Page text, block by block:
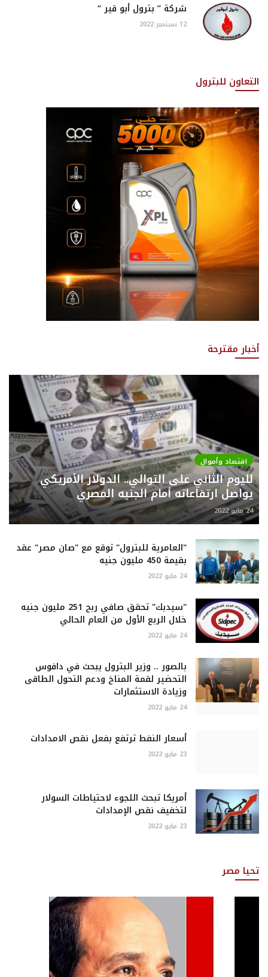
شركة ” بترول أبو قير “
12 سبتمبر 2022
التعاون للبترول
أخبار مقترحة
اقتصاد وأموال
لليوم الثاني على التوالي.. الدولار الأمريكي
يواصل ارتفاعاته أمام الجنيه المصري
24 مايو 2022
"العامرية للبترول" توقع مع "صان مصر" عقد
بقيمة 450 مليون جنيه
24 مايو 2022
"سيدبك" تحقق صافي ربح 251 مليون جنيه
خلال الربع الأول من العام الحالي
24 مايو 2022
بالصور .. وزير البترول يبحث في دافوس
التحضير لقمة المناخ ودعم التحول الطاقى
وزيادة الاستثمارات
24 مايو 2022
أسعار النفط ترتفع بفعل نقص الامدادات
23 مايو 2022
أمريكا تبحث اللجوء لاحتياطات السولار
لتخفيف نقص الإمدادات
23 مايو 2022
تحيا مصر